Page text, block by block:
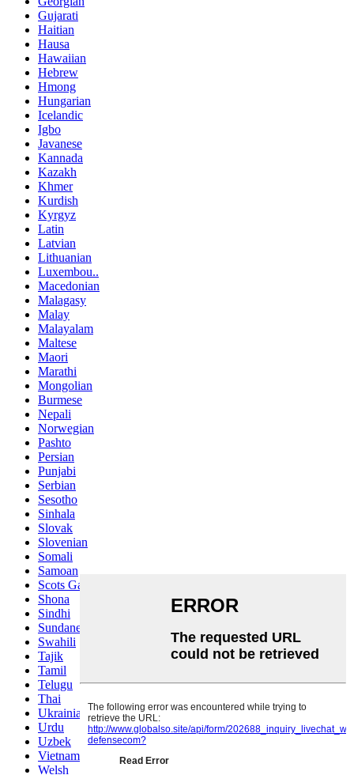
Gujarati
Haitian
Hausa
Hawaiian
Hebrew
Hmong
Hungarian
Icelandic
Igbo
Javanese
Kannada
Kazakh
Khmer
Kurdish
Kyrgyz
Latin
Latvian
Lithuanian
Luxembou..
Macedonian
Malagasy
Malay
Malayalam
Maltese
Maori
Marathi
Mongolian
Burmese
Nepali
Norwegian
Pashto
Persian
Punjabi
Serbian
Sesotho
Sinhala
Slovak
Slovenian
Somali
Samoan
Scots Gaelic
Shona
Sindhi
Sundanese
Swahili
Tajik
Tamil
Telugu
Thai
Ukrainian
Urdu
Uzbek
Vietnamese
Welsh